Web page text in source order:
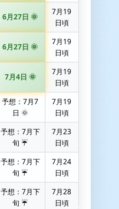
6月27日 🌞
7月19
日頃
6月27日 🌞
7月19
日頃
7月4日 🌞
7月19
日頃
予想：7月7
日 🌞
7月19
日頃
予想：7月下
旬 ☔
7月23
日頃
予想：7月下
旬 ☔
7月24
日頃
予想：7月下
旬 ☔
7月28
日頃